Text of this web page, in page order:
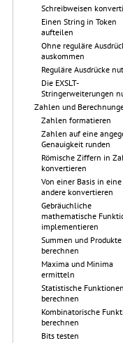
Schreibweisen
Einen String in Token
aufteilen
Ohne reguläre
auskommen
Reguläre Ausdrücke
Die EXSLT-
Stringerweiterungen
Zahlen und
Zahlen formatieren
Zahlen auf eine
Genauigkeit runden
Römische Ziffern in
konvertieren
Von einer Basis in eine
andere konvertieren
Gebräuchliche
mathematische
implementieren
Summen und Produkte
berechnen
Maxima und Minima
ermitteln
Statistische Funktionen
berechnen
Kombinatorische
berechnen
Bits testen